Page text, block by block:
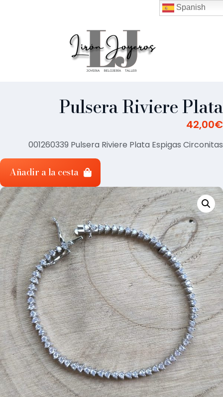
Pulsera Riviere Plata
42,00€
001260339 Pulsera Riviere Plata Espigas Circonitas
Añadir a la cesta
Spanish